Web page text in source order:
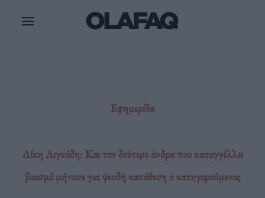
Εφημερίδα
Δίκη Λιγνάδη: Και τον δεύτερο άνδρα που καταγγέλλει
βιασμό μήνυσε για ψευδή κατάθεση ο κατηγορούμενος